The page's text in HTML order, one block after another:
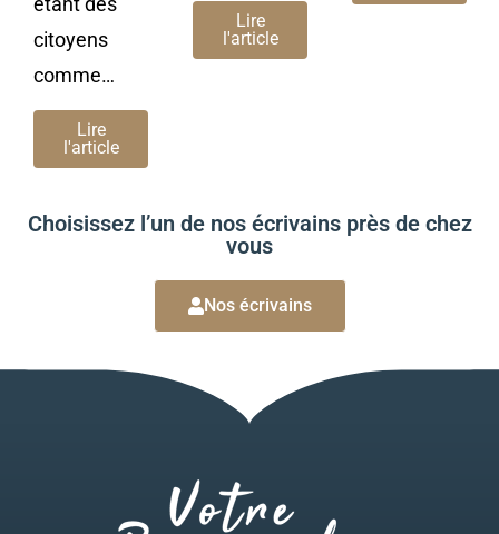
citoyens
comme…
Lire
l'article
Lire
l'article
Choisissez l’un de nos écrivains près de chez
vous
Nos écrivains